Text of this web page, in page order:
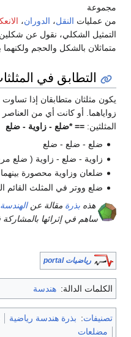
مجموعة
من عمليات النقل، الدوران،
التمثيل الشكلي، نقول عن شكلين
متماثلان بالشكل والحجم
التطابق في
يكون مثلثان متطابقان إذا
زواياهما. أو كانت أي من العناصر
المثلثين: == *ضلع - زاوية - ضلع
ضلع - ضلع - ضلع
زاوية - ضلع - زاوية ( ضلع
ضلعان وزاوية محصورة بينهما
ضلع ووتر في المثلث القائم
هذه بذرة مقالة عن
ساهم في إثرائها
رياضيات portal
الكلمات الدالة: هندسة
تصنيفات: بذرة هندسة رياضية
مضلعات